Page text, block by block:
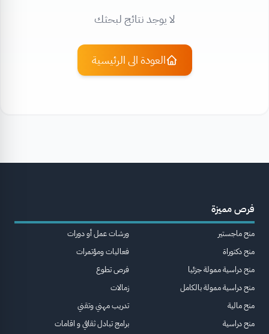
لا يوجد نتائج لبحثك
العودة الى الرئيسية
فرص مميزة
منح ماجستير
منح دكتوراة
منح دراسية ممولة جزئيا
منح دراسية ممولة بالكامل
منح مالية
منح دراسية
ورشات عمل أو دورات
فعاليات ومؤتمرات
فرص تطوع
زمالات
تدريب مهني وتقني
برامج تبادل ثقافي و اقامات